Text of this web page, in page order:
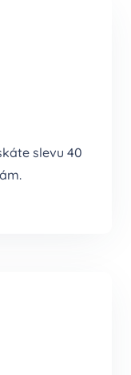
slevu 40